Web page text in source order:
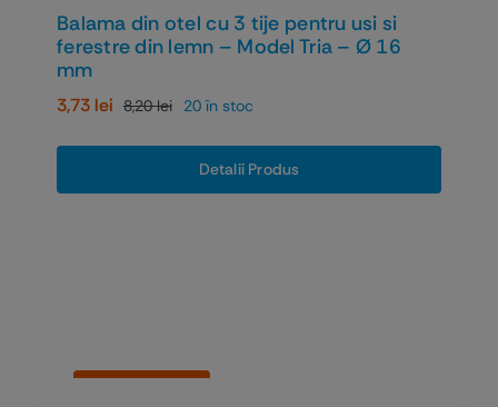
Balama din otel cu 3 tije pentru usi si
ferestre din lemn – Model Tria – Ø 16
mm
8,20leiPrețul
inițial
fost:
3,73 lei
Prețul
curent
este:
3,73 lei.
20 în stoc
Detalii Produs
Economiseşti 55%